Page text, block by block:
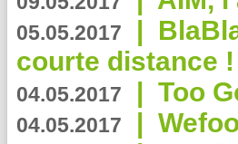
05.05.2017 |
courte distance !
04.05.2017 | Too
04.05.2017 |